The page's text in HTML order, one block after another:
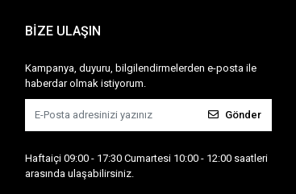
BİZE ULAŞIN
Kampanya, duyuru, bilgilendirmelerden e-posta ile
haberdar olmak istiyorum.
Gönder
Haftaiçi 09:00 - 17:30 Cumartesi 10:00 - 12:00 saatleri
arasında ulaşabilirsiniz.